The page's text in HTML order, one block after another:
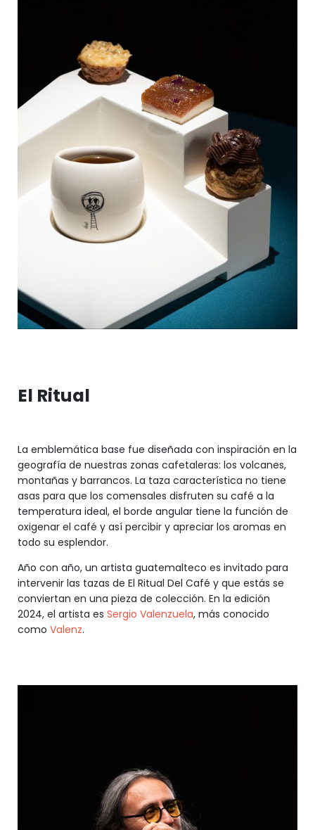
El Ritual
La emblemática base fue diseñada con inspiración en la
geografía de nuestras zonas cafetaleras: los volcanes,
montañas y barrancos. La taza característica no tiene
asas para que los comensales disfruten su café a la
temperatura ideal, el borde angular tiene la función de
oxigenar el café y así percibir y apreciar los aromas en
todo su esplendor.
Año con año, un artista guatemalteco es invitado para
intervenir las tazas de El Ritual Del Café y que estás se
conviertan en una pieza de colección. En la edición
2024, el artista es Sergio Valenzuela, más conocido
como Valenz.